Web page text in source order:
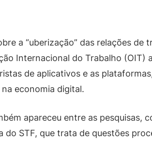
a “uberização” das relações
Internacional do Trabalho (OIT)
de aplicativos e as
economia digital.
apareceu entre as pesquisas,
do STF, que trata de questões